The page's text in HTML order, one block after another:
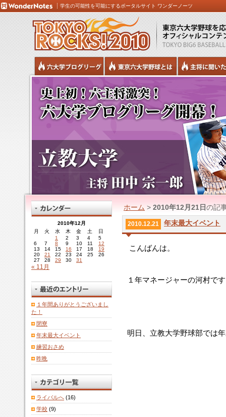
学生の可能性を可能にするポータルサイト ワンダーノーツ
ホーム > 2010年12月21日 の記
2010.12.21 年末最大イベント
こんばんは。
１年マネージャーの河村で
明日、立教大学野球部では
2010年12月
月
火 水 木 金 土
日
1
2 3 4
5
6
7 8 9 10 11
12
13
14 15 16 17 18
19
20
21 22 23 24 25
26
27
28 29 30 31
« 11月
１年間ありがとうございまし
た！
閉寮
年末最大イベント
練習おさめ
昨晩
ライバルへ (16)
学校 (9)